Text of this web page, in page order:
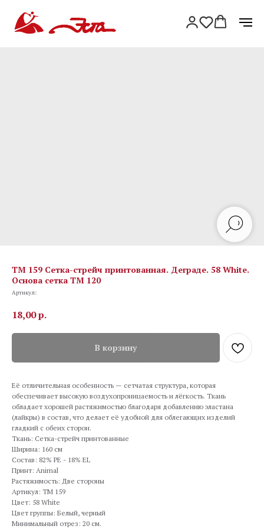
TM 159 Сетка-стрейч принтованная. Деграде. 58 White.
Основа сетка ТМ 120
Артикул:
18,00р.
В корзину
Её отличительная особенность — сетчатая структура, которая
обеспечивает высокую воздухопроницаемость и лёгкость. Ткань
обладает хорошей растяжимостью благодаря добавлению эластана
(лайкры) в состав, что делает её удобной для облегающих изделий
гладкий с обеих сторон.
Ткань: Сетка-стрейч принтованные
Ширина: 160 см
Состав: 82% PE - 18% EL
Принт: Animal
Растяжимость: Две стороны
Артикул: TM 159
Цвет: 58 White
Цвет группы: Белый, черный
Минимальный отрез: 20 см.